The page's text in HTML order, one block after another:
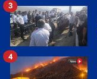
3
4